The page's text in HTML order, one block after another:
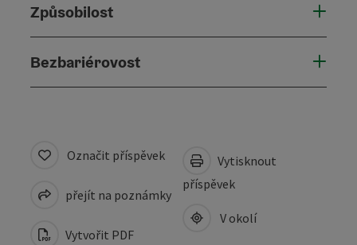
Způsobilost
Bezbariérovost
Označit příspěvek
přejít na poznámky
Vytvořit PDF
Vytisknout
příspěvek
V okolí